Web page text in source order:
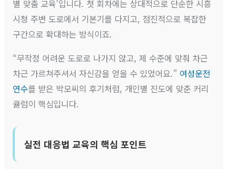
별 맞춤 교육’입니다. 첫 회차에는 상대적으로 단순한 시흥
시청 주변 도로에서 기본기를 다지고, 점진적으로 복잡한
구간으로 확대하는 방식이죠.
“무작정 어려운 도로로 나가지 않고, 제 수준에 맞춰 차근
차근 가르쳐주셔서 자신감을 얻을 수 있었어요.” 여성운전
연수를 받은 박모씨의 후기처럼, 개인별 진도에 맞춘 커리
큘럼이 핵심입니다.
실전 대응법 교육의 핵심 포인트